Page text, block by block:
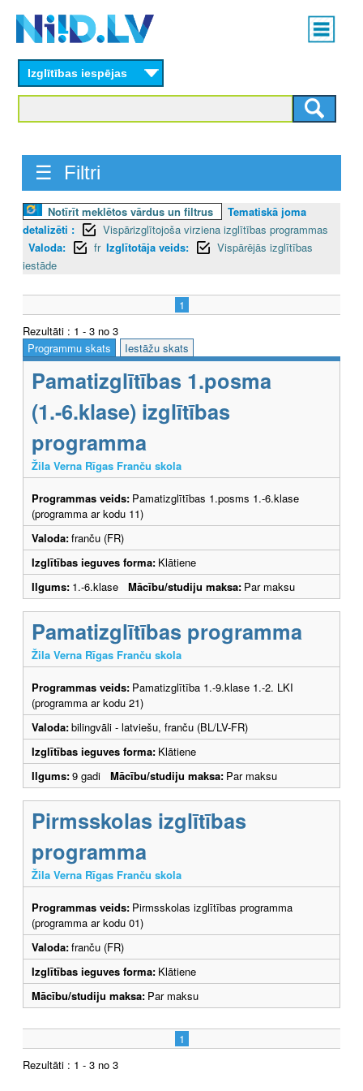
content
Main
menu
Izglītības iespējas
☰ Filtri
Notīrīt meklētos vārdus un filtrus
Tematiskā joma
detalizēti :
Vispārizglītojoša virziena izglītības programmas
Valoda:
fr Izglītotāja veids:
Vispārējās izglītības
iestāde
1
Rezultāti : 1 - 3 no 3
Programmu skats
Iestāžu skats
Pamatizglītības 1.posma
(1.-6.klase) izglītības
programma
Žila Verna Rīgas Franču skola
Programmas veids: Pamatizglītības 1.posms 1.-6.klase
(programma ar kodu 11)
Valoda:franču (FR)
Izglītības ieguves forma: Klātiene
Ilgums: 1.-6.klase Mācību/studiju maksa: Par maksu
Pamatizglītības programma
Žila Verna Rīgas Franču skola
Programmas veids: Pamatizglītība 1.-9.klase 1.-2. LKI
(programma ar kodu 21)
Valoda:bilingvāli - latviešu, franču (BL/LV-FR)
Izglītības ieguves forma: Klātiene
Ilgums:9 gadi Mācību/studiju maksa: Par maksu
Pirmsskolas izglītības
programma
Žila Verna Rīgas Franču skola
Programmas veids: Pirmsskolas izglītības programma
(programma ar kodu 01)
Valoda:franču (FR)
Izglītības ieguves forma: Klātiene
Mācību/studiju maksa: Par maksu
1
Rezultāti : 1 - 3 no 3